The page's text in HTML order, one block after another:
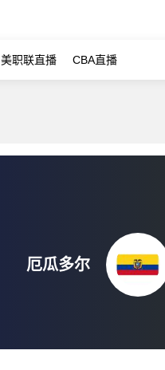
美职联直播 CBA直播
厄瓜多尔